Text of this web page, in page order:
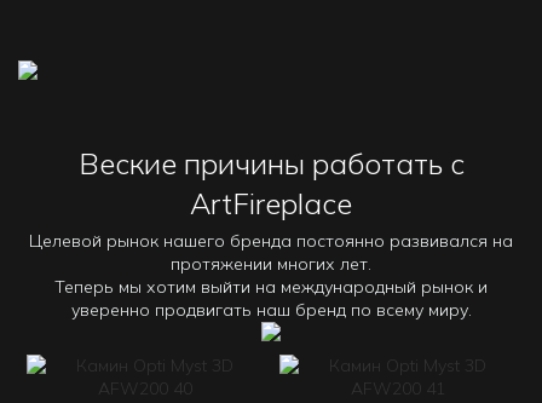
Веские причины работать с
ArtFireplace
Целевой рынок нашего бренда постоянно развивался на
протяжении многих лет.
Теперь мы хотим выйти на международный рынок и
уверенно продвигать наш бренд по всему миру.